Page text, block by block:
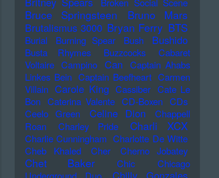
Broken Social Scene
Bruce Springsteen Bruno Mars
Brutalismus 3000 Bryan Ferry BTS
Burial Burning Spear Bush Bushido
Busta Rhymes Buzzcocks
Cabaret
Voltaire Campino Can
Captain Ahabs
Linkes Bein Captain Beefheart Carmen
Villain Carole King Cassiber Cate Le
Bon
Caterina Valente CD-Boxen
CDs
Ceelo Green
Celine Dion
Chappell
Roan
Charley Pride Charli XCX
Charlie Cunningham Charlotte De Witte
Cheb Khaled
Cher Cherno Jobatey
Chet Baker Chic
Chicago